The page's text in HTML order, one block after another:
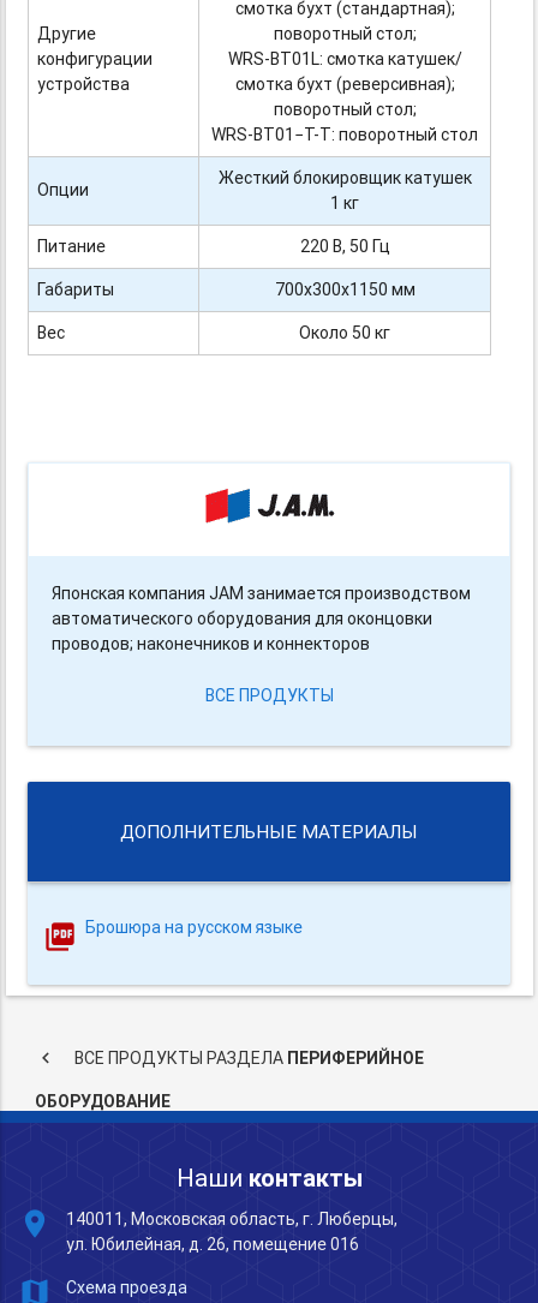
Другие
конфигурации
устройства
смотка бухт (стандартная);
поворотный стол;
WRS-BT01L: смотка катушек/
смотка бухт (реверсивная);
поворотный стол;
WRS-BT01−Т-Т: поворотный стол
Опции
Жесткий блокировщик катушек
1 кг
Питание
220 В, 50 Гц
Габариты
700х300х1150 мм
Вес
Около 50 кг
Японская компания JAM занимается производством
автоматического оборудования для оконцовки
проводов; наконечников и коннекторов
ВСЕ ПРОДУКТЫ
ДОПОЛНИТЕЛЬНЫЕ МАТЕРИАЛЫ
Брошюра на русском языке
keyboard_arrow_left ВСЕ ПРОДУКТЫ РАЗДЕЛА ПЕРИФЕРИЙНОЕ
ОБОРУДОВАНИЕ
Наши контакты
place
140011, Московская область, г. Люберцы,
ул. Юбилейная, д. 26, помещение 016
map Схема проезда